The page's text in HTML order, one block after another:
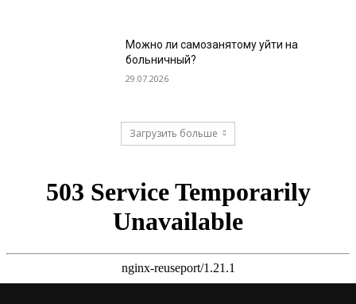
Можно ли самозанятому уйти на
больничный?
29.07.2026
Загрузить больше